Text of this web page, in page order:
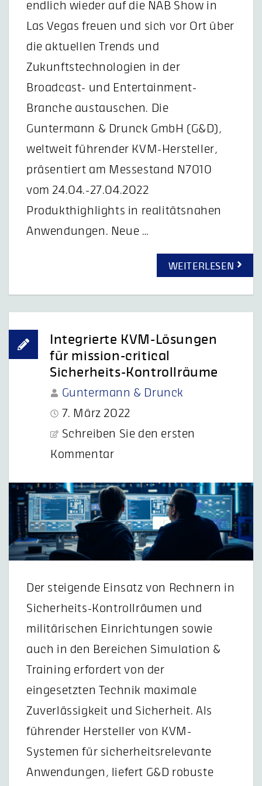
endlich wieder auf die NAB Show in
Las Vegas freuen und sich vor Ort über
die aktuellen Trends und
Zukunftstechnologien in der
Broadcast- und Entertainment-
Branche austauschen. Die
Guntermann & Drunck GmbH (G&D),
weltweit führender KVM-Hersteller,
präsentiert am Messestand N7010
vom 24.04.-27.04.2022
Produkthighlights in realitätsnahen
Anwendungen. Neue …
WEITERLESEN
Integrierte KVM-Lösungen
für mission-critical
Sicherheits-Kontrollräume
Guntermann & Drunck
7. März 2022
Schreiben Sie den ersten
Kommentar
Der steigende Einsatz von Rechnern in
Sicherheits-Kontrollräumen und
militärischen Einrichtungen sowie
auch in den Bereichen Simulation &
Training erfordert von der
eingesetzten Technik maximale
Zuverlässigkeit und Sicherheit. Als
führender Hersteller von KVM-
Systemen für sicherheitsrelevante
Anwendungen, liefert G&D robuste